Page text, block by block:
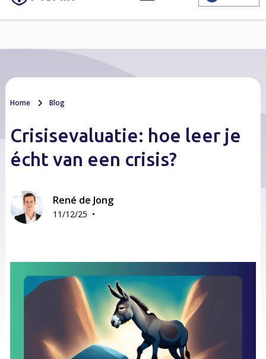
Home Blog
Crisisevaluatie: hoe leer je
écht van een crisis?
René de Jong
11/12/25 •